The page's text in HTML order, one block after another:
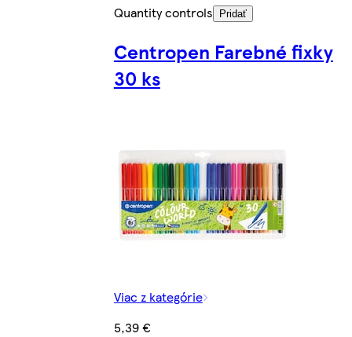
Quantity controls
Pridať
Centropen Farebné fixky
30 ks
Viac z kategórie
5,39 €